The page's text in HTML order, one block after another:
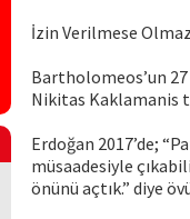
İzin Verilmese Olmaz
Bartholomeos’un 27
Nikitas Kaklamanis
Erdoğan 2017’de;
müsaadesiyle
önünü açtık.” diye